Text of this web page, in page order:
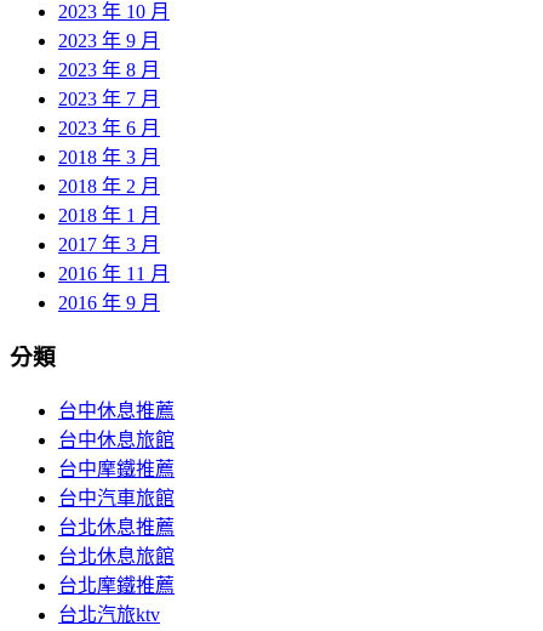
2023 年 10 月
2023 年 9 月
2023 年 8 月
2023 年 7 月
2023 年 6 月
2018 年 3 月
2018 年 2 月
2018 年 1 月
2017 年 3 月
2016 年 11 月
2016 年 9 月
分類
台中休息推薦
台中休息旅館
台中摩鐵推薦
台中汽車旅館
台北休息推薦
台北休息旅館
台北摩鐵推薦
台北汽旅ktv